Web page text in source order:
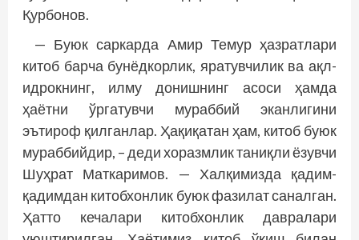
Қурбонов.
— Буюк саркарда Амир Темур ҳазратлари
китоб барча бунёдкорлик, яратувчилик ва ақл-
идрокнинг, илму донишнинг асоси ҳамда
ҳаётни ўргатувчи мураб­бий эканлигини
эътироф қилганлар. Ҳақиқатан ҳам, китоб буюк
мураббийдир, – деди хоразмлик таниқли ёзувчи
Шуҳрат Маткаримов. — Халқимизда қадим-
қадимдан китобхонлик буюк фазилат саналган.
Ҳатто кечалари китобхонлик давралари